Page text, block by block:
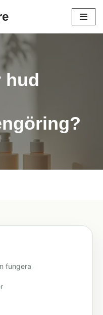
hud
fungera